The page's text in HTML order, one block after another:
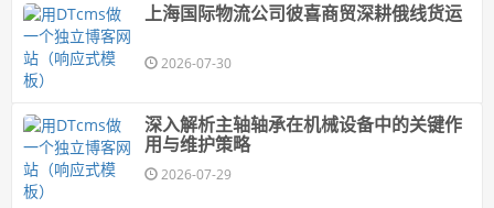
上海国际物流公司彼喜商贸深耕俄线货运
2026-07-30
深入解析主轴轴承在机械设备中的关键作
用与维护策略
2026-07-29